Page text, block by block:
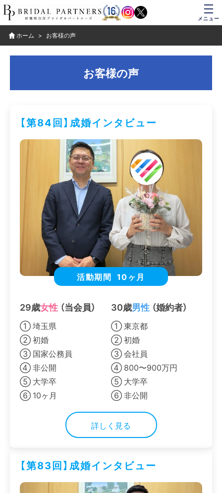
メニュー
ホーム お客様の声
お客様の声
【第84回】成婚インタビュー
活動期間 10ヶ月
29歳女性 （当会員）
① 埼玉県
② 初婚
③ 国家公務員
④ 非公開
⑤ 大学卒
⑥ 10ヶ月
30歳男性 （婚約者）
① 東京都
② 初婚
③ 会社員
④ 800〜900万円
⑤ 大学卒
⑥ 非公開
詳しく見る
【第83回】成婚インタビュー